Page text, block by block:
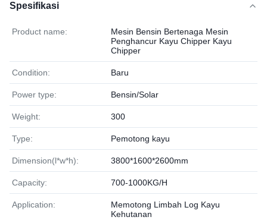
Spesifikasi
Product name:
Mesin Bensin Bertenaga Mesin
Penghancur Kayu Chipper Kayu
Chipper
Condition: Baru
Power type: Bensin/Solar
Weight: 300
Type: Pemotong kayu
Dimension(l*w*h): 3800*1600*2600mm
Capacity: 700-1000KG/H
Application:
Memotong Limbah Log Kayu
Kehutanan